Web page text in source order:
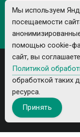
Правила
Политика
Все рекламируемые
Мы используем
посещаемости
помощью cookie-
сайт, вы
Политикой
обработкой таких
ресурса.
Принять